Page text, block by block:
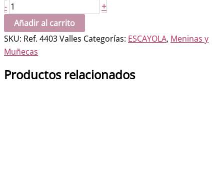
- Carolina
cantidad
+
Añadir al carrito
SKU: Ref. 4403 Valles Categorías: ESCAYOLA, Meninas y
Muñecas
Productos relacionados